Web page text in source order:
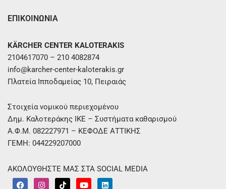
ΕΠΙΚΟΙΝΩΝΙΑ
KÄRCHER CENTER KALOTERAKIS
2104617070 – 210 4082874
info@karcher-center-kaloterakis.gr
Πλατεία Ιπποδαμείας 10, Πειραιάς
Στοιχεία νομικού περιεχομένου
Δημ. Καλοτεράκης ΙΚΕ – Συστήματα καθαρισμού
Α.Φ.Μ. 082227971 – ΚΕΦΟΔΕ ΑΤΤΙΚΗΣ
ΓΕΜΗ: 044229207000
ΑΚΟΛΟΥΘΗΣΤΕ ΜΑΣ ΣΤΑ SOCIAL MEDIA
F I T Y L